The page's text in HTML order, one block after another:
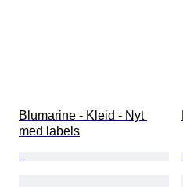
Blumarine - Kleid - Nyt
med labels